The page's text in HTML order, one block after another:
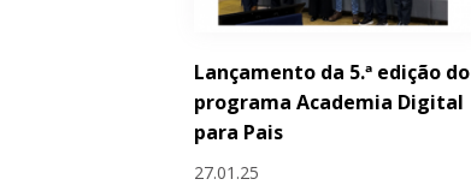
Lançamento da 5.ª edição do
programa Academia Digital
para Pais
27.01.25